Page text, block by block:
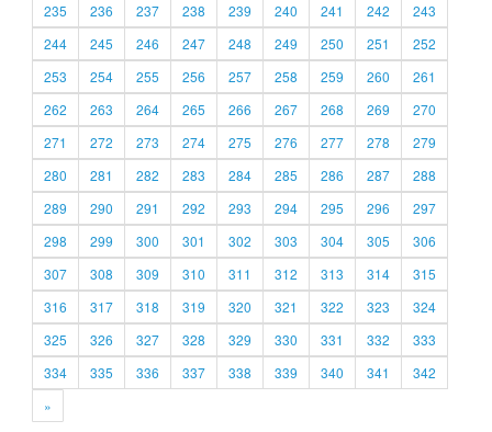
235
236 237 238 239 240 241 242
243
244
245 246 247 248 249 250 251
252
253
254 255 256 257 258 259 260
261
262
263 264 265 266 267 268 269
270
271
272 273 274 275 276 277 278
279
280
281 282 283 284 285 286 287
288
289
290 291 292 293 294 295 296
297
298
299 300 301 302 303 304 305
306
307
308 309 310 311 312 313 314
315
316
317 318 319 320 321 322 323
324
325
326 327 328 329 330 331 332
333
334
335 336 337 338 339 340 341
342
»